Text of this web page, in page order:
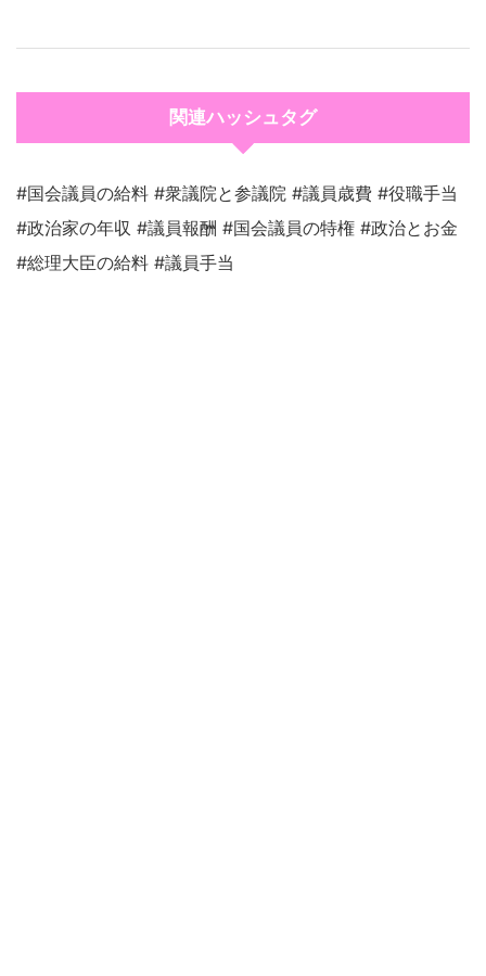
関連ハッシュタグ
#国会議員の給料 #衆議院と参議院 #議員歳費 #役職手当
#政治家の年収 #議員報酬 #国会議員の特権 #政治とお金
#総理大臣の給料 #議員手当